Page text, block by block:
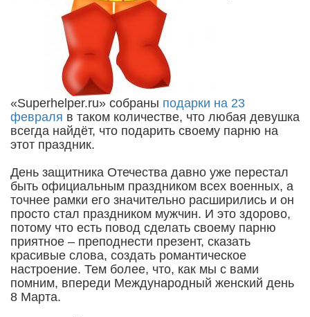
«Superhelper.ru» собраны подарки на 23
февраля в таком количестве, что любая девушка
всегда найдёт, что подарить своему парню на
этот праздник.
День защитника Отечества давно уже перестал
быть официальным праздником всех военных, а
точнее рамки его значительно расширились и он
просто стал праздником мужчин. И это здорово,
потому что есть повод сделать своему парню
приятное – преподнести презент, сказать
красивые слова, создать романтическое
настроение. Тем более, что, как мы с вами
помним, впереди Международный женский день
8 Марта.